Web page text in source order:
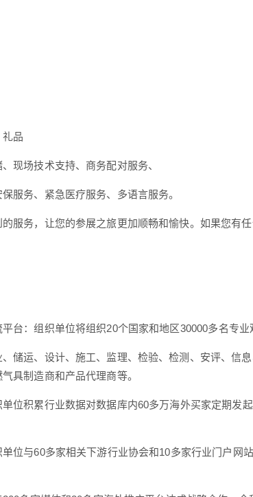
品
现场技术支持、商务配对服务、
服务、紧急医疗服务、多语言服务。
服务，让您的参展之旅更加顺畅和愉快。如果您有
台：组织单位将组织20个国家和地区30000多名专业
储运、设计、施工、监理、检验、检测、安评、信
具制造商和产品代理商等。
位积累行业数据对数据库内60多万海外买家定期发
位与60多家相关下游行业协会和10多家行业门户网